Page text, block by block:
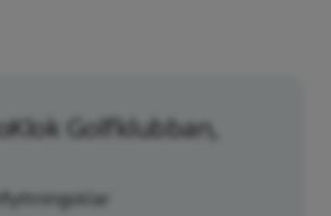
Golfklubban,